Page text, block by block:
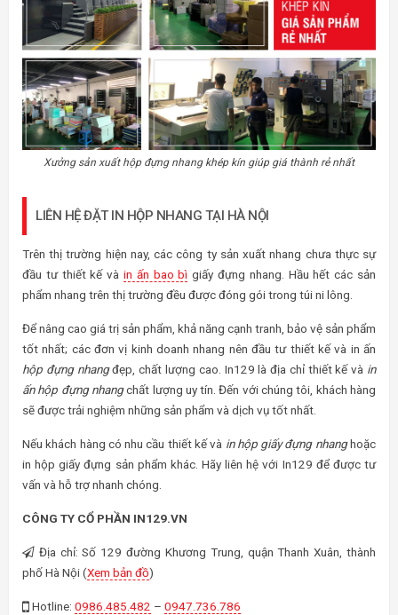
Xưởng sản xuất hộp đựng nhang khép kín giúp giá thành rẻ nhất
LIÊN HỆ ĐẶT IN HỘP NHANG TẠI HÀ NỘI
Trên thị trường hiện nay, các công ty sản xuất nhang chưa thực sự
đầu tư thiết kế và in ấn bao bì giấy đựng nhang. Hầu hết các sản
phẩm nhang trên thị trường đều được đóng gói trong túi ni lông.
Để nâng cao giá trị sản phẩm, khả năng cạnh tranh, bảo vệ sản phẩm
tốt nhất; các đơn vị kinh doanh nhang nên đầu tư thiết kế và in ấn
hộp đựng nhangđẹp, chất lượng cao. In129 là địa chỉ thiết kế và in
ấn hộp đựng nhangchất lượng uy tín. Đến với chúng tôi, khách hàng
sẽ được trải nghiệm những sản phẩm và dịch vụ tốt nhất.
Nếu khách hàng có nhu cầu thiết kế và in hộp giấy đựng nhanghoặc
in hộp giấy đựng sản phẩm khác. Hãy liên hệ với In129 để được tư
vấn và hỗ trợ nhanh chóng.
CÔNG TY CỔ PHẦN IN129.VN
Địa chỉ: Số 129 đường Khương Trung, quận Thanh Xuân, thành
phố Hà Nội (Xem bản đồ)
Hotline: 0986.485.482 – 0947.736.786